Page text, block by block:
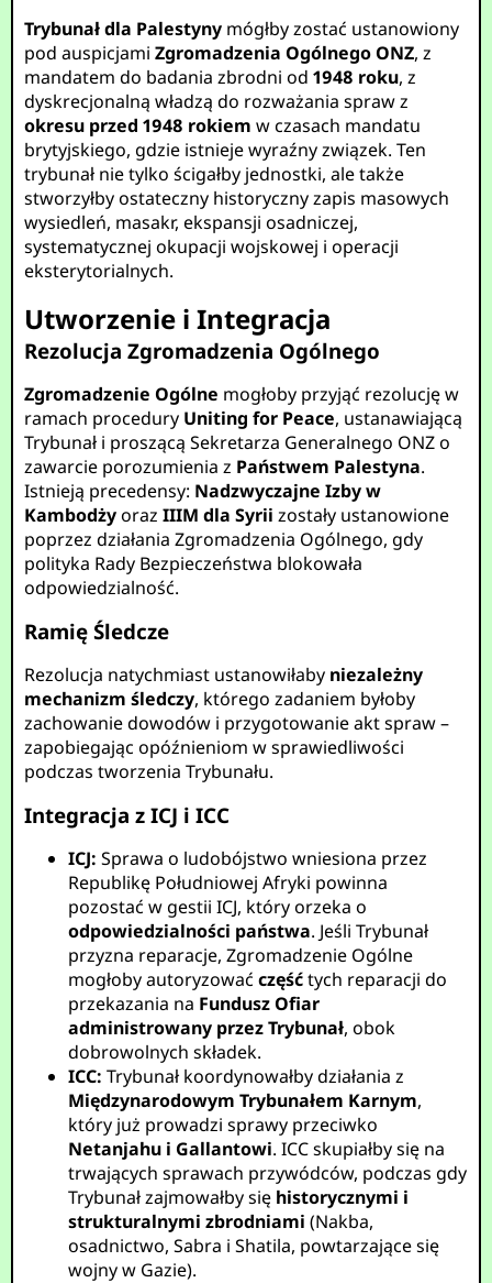
Trybunał dla Palestyny mógłby zostać ustanowiony
pod auspicjamiZgromadzenia Ogólnego ONZ, z
mandatem do badania zbrodni od1948 roku, z
dyskrecjonalną władzą do rozważania spraw z
okresu przed 1948 rokiem w czasach mandatu
brytyjskiego, gdzie istnieje wyraźny związek. Ten
trybunał nie tylko ścigałby jednostki, ale także
stworzyłby ostateczny historyczny zapis masowych
wysiedleń, masakr, ekspansji osadniczej,
systematycznej okupacji wojskowej i operacji
eksterytorialnych.
Utworzenie i Integracja
Rezolucja Zgromadzenia Ogólnego
Zgromadzenie Ogólne mogłoby przyjąć rezolucję w
ramach procedury Uniting for Peace, ustanawiającą
Trybunał i proszącą Sekretarza Generalnego ONZ o
zawarcie porozumienia z Państwem Palestyna.
Istnieją precedensy: Nadzwyczajne Izby w
KambodżyorazIIIM dla Syrii zostały ustanowione
poprzez działania Zgromadzenia Ogólnego, gdy
polityka Rady Bezpieczeństwa blokowała
odpowiedzialność.
Ramię Śledcze
Rezolucja natychmiast ustanowiłaby niezależny
mechanizm śledczy, którego zadaniem byłoby
zachowanie dowodów i przygotowanie akt spraw –
zapobiegając opóźnieniom w sprawiedliwości
podczas tworzenia Trybunału.
Integracja z ICJ i ICC
ICJ: Sprawa o ludobójstwo wniesiona przez
Republikę Południowej Afryki powinna
pozostać w gestii ICJ, który orzeka o
odpowiedzialności państwa. Jeśli Trybunał
przyzna reparacje, Zgromadzenie Ogólne
mogłoby autoryzowaćczęśćtych reparacji do
przekazania na Fundusz Ofiar
administrowany przez Trybunał, obok
dobrowolnych składek.
ICC: Trybunał koordynowałby działania z
Międzynarodowym Trybunałem Karnym,
który już prowadzi sprawy przeciwko
Netanjahu i Gallantowi. ICC skupiałby się na
trwających sprawach przywódców, podczas gdy
Trybunał zajmowałby się historycznymi i
strukturalnymi zbrodniami (Nakba,
osadnictwo, Sabra i Shatila, powtarzające się
wojny w Gazie).